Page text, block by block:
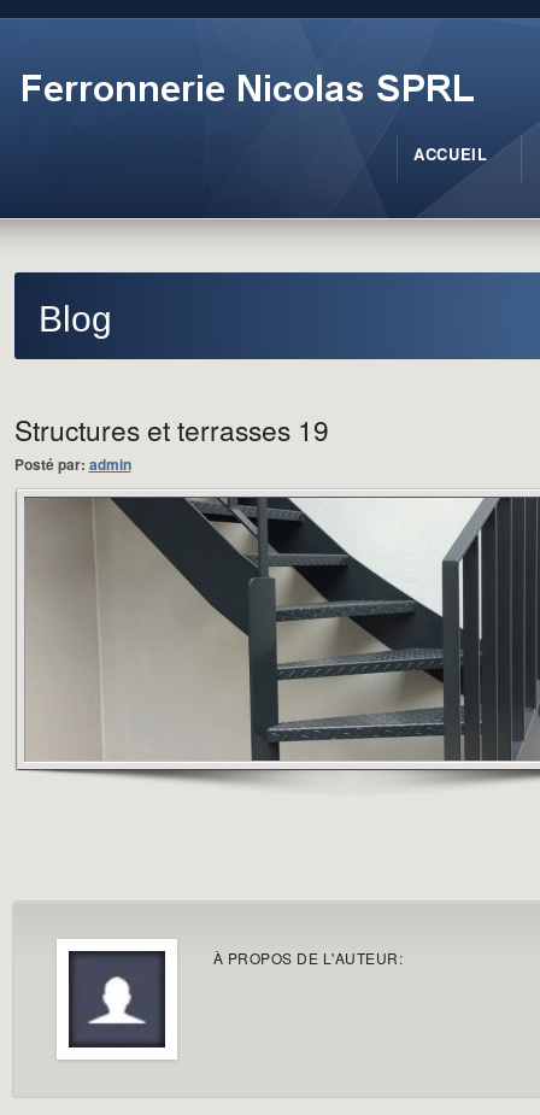
ACCUEIL
Blog
Structures et terrasses 19
Posté par: admin
À PROPOS DE L'AUTEUR: